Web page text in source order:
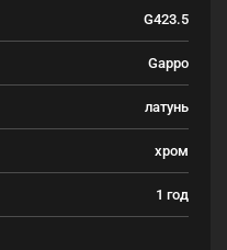
G423.5
Gappo
латунь
хром
1 год